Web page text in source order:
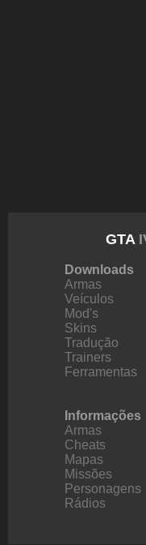
GTA
Downloads
Armas
Veículos
Mod's
Skins
Tradução
Trainers
Ferramentas
Informações
Armas
Cheats
Mapas
Missões
Personagens
Rádios